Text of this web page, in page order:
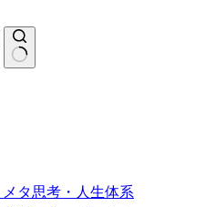
タ思考・人生体系